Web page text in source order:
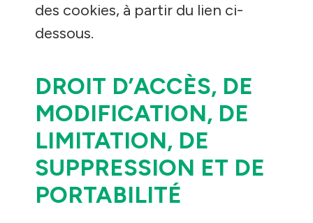
des cookies, à partir du lien ci-
dessous.
DROIT D’ACCÈS, DE
MODIFICATION, DE
LIMITATION, DE
SUPPRESSION ET DE
PORTABILITÉ